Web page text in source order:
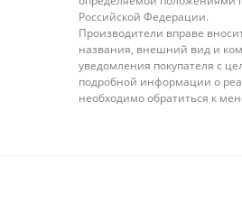
Российской Федерации.
Производители вправе
названия, внешний вид и
уведомления покупателя с
подробной информации о
необходимо обратиться к